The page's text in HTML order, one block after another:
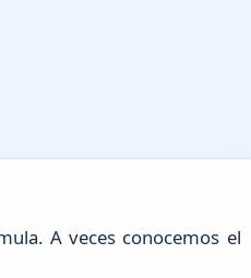
A veces conocemos el